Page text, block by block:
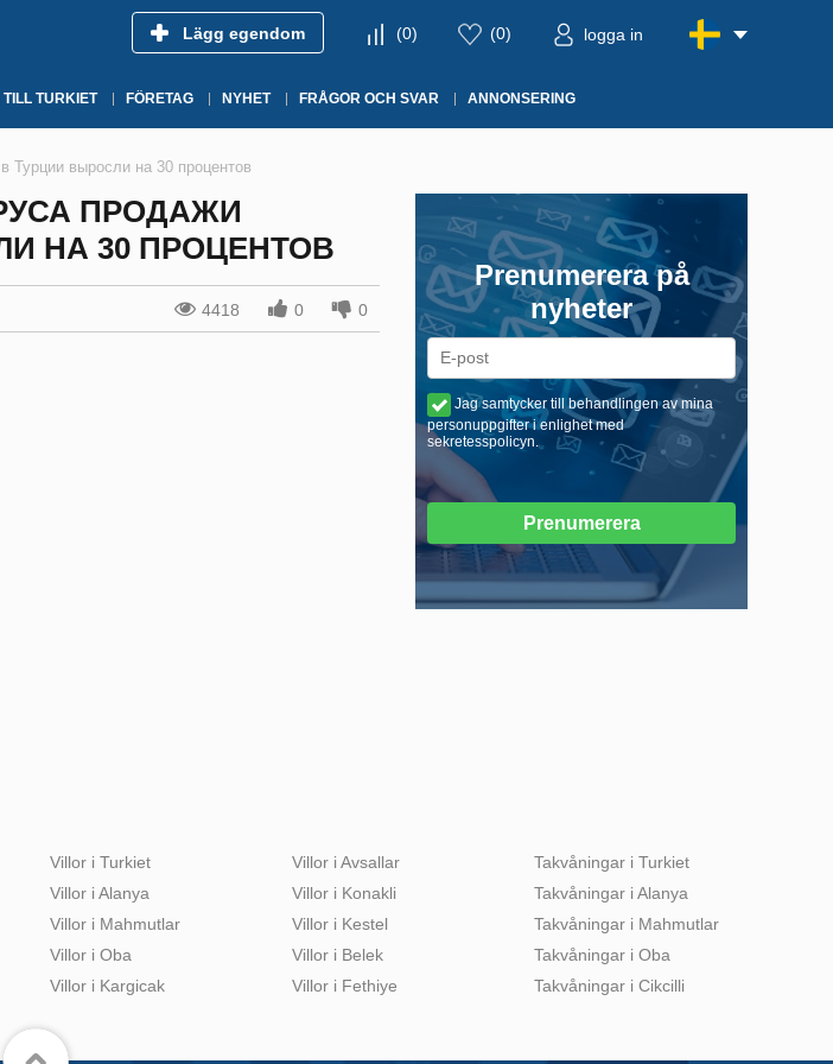
Lägg egendom (0) (0) logga in
TILL TURKIET FÖRETAG NYHET FRÅGOR OCH SVAR ANNONSERING
Турции выросли на 30 процентов
ПРОДАЖИ
НА 30 ПРОЦЕНТОВ
4418 0 0
Prenumerera på
nyheter
Jag samtycker till behandlingen av mina
personuppgifter i enlighet med
sekretesspolicyn.
Prenumerera
Villor i Turkiet
Villor i Alanya
Villor i Mahmutlar
Villor i Oba
Villor i Kargicak
Villor i Avsallar
Villor i Konakli
Villor i Kestel
Villor i Belek
Villor i Fethiye
Takvåningar i Turkiet
Takvåningar i Alanya
Takvåningar i Mahmutlar
Takvåningar i Oba
Takvåningar i Cikcilli